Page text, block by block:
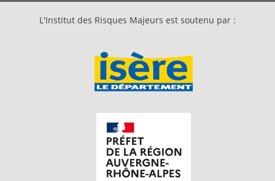
L'Institut des Risques Majeurs est soutenu par :